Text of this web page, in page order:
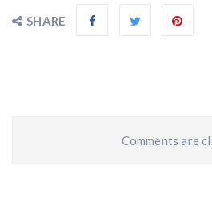
SHARE
Comments are